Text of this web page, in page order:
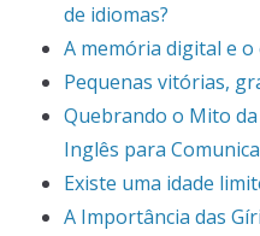
de idiomas?
A memória digital e
Pequenas vitórias,
Quebrando o Mito
Inglês para
Existe uma idade
A Importância das